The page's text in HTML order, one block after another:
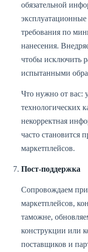
обязательной
требования по
нанесения.
чтобы исключить
испытанными
Что нужно от вас:
технологических
некорректная
часто становится
маркетплейсов.
Пост‑поддержка
Сопровождаем при
маркетплейсов,
таможне,
конструкции или
поставщиков и